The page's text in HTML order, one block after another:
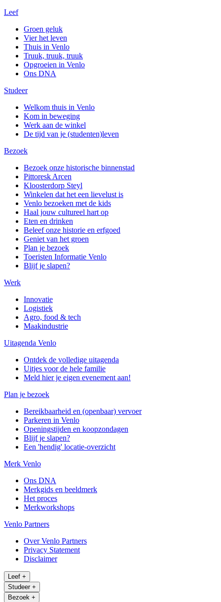
Leef
Groen geluk
Vier het leven
Thuis in Venlo
Truuk, truuk, truuk
Opgroeien in Venlo
Ons DNA
Studeer
Welkom thuis in Venlo
Kom in beweging
Werk aan de winkel
De tijd van je (studenten)leven
Bezoek
Bezoek onze historische binnenstad
Pittoresk Arcen
Kloosterdorp Steyl
Winkelen dat het een lievelust is
Venlo bezoeken met de kids
Haal jouw cultureel hart op
Eten en drinken
Beleef onze historie en erfgoed
Geniet van het groen
Plan je bezoek
Toeristen Informatie Venlo
Blijf je slapen?
Werk
Innovatie
Logistiek
Agro, food & tech
Maakindustrie
Uitagenda Venlo
Ontdek de volledige uitagenda
Uitjes voor de hele familie
Meld hier je eigen evenement aan!
Plan je bezoek
Bereikbaarheid en (openbaar) vervoer
Parkeren in Venlo
Openingstijden en koopzondagen
Blijf je slapen?
Een 'hendig' locatie-overzicht
Merk Venlo
Ons DNA
Merkgids en beeldmerk
Het proces
Merkworkshops
Venlo Partners
Over Venlo Partners
Privacy Statement
Disclaimer
Leef +
Studeer +
Bezoek +